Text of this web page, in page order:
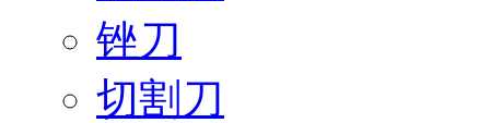
锉刀
切割刀